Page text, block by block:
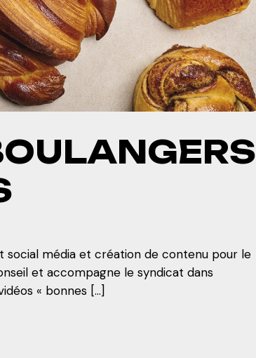
social média et création de contenu pour le
et accompagne le syndicat dans
« bonnes […]